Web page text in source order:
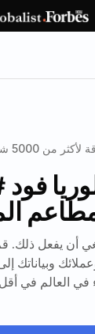
5000 شركة حول العالم
فود
وبياناتك